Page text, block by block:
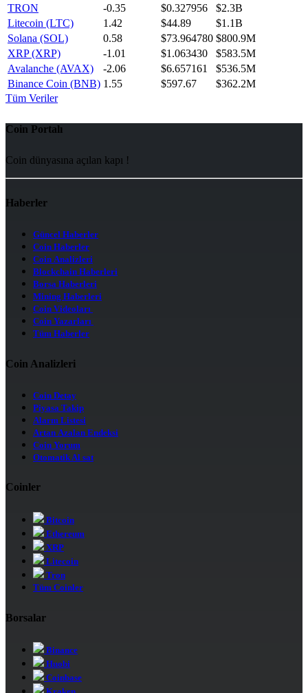
TRON
-0.35 $0.327956
$2.3B
Litecoin (LTC)
1.42 $44.89
$1.1B
Solana (SOL)
0.58 $73.964780 $800.9M
XRP (XRP)
-1.01 $1.063430
$583.5M
Avalanche (AVAX)
-2.06 $6.657161
$536.5M
Binance Coin (BNB) 1.55 $597.67
$362.2M
Tüm Veriler
Coin Portalı
Coin dünyasına açılan kapı !
Haberler
Güncel Haberler
Coin Haberler
Coin Analizleri
Blockchain Haberleri
Borsa Haberleri
Mining Haberleri
Coin Videoları
Coin Yazarları
Tüm Haberler
Coin Analizleri
Coin Detay
Piyasa Takip
Alarm Listesi
Artan Azalan Endeksi
Coin Yorum
Otomatik Al sat
Coinler
Bitcoin
Ethereum
XRP
Litecoin
Tron
Tüm Coinler
Borsalar
Binance
Huobi
Coinbase